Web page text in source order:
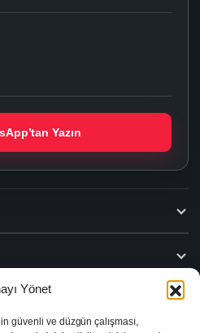
Yönet
güvenli ve düzgün çalışması,
Yazın